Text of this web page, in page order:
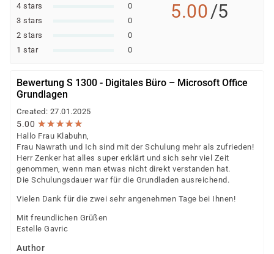
4 stars
0
3 stars
0
2 stars
0
1 star
0
5.00/5
Bewertung S 1300 - Digitales Büro – Microsoft Office
Grundlagen
Created: 27.01.2025
5.00 ★★★★★
★★★★★
Hallo Frau Klabuhn,
Frau Nawrath und Ich sind mit der Schulung mehr als zufrieden!
Herr Zenker hat alles super erklärt und sich sehr viel Zeit
genommen, wenn man etwas nicht direkt verstanden hat.
Die Schulungsdauer war für die Grundladen ausreichend.
Vielen Dank für die zwei sehr angenehmen Tage bei Ihnen!
Mit freundlichen Grüßen
Estelle Gavric
Author